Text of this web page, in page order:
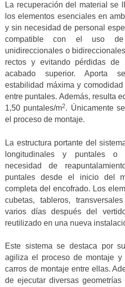
La recuperación del material se
los elementos esenciales en
y sin necesidad de personal
compatible con el uso
unidireccionales o
rectos y evitando pérdidas de
acabado superior. Aporta
estabilidad máxima y
entre puntales. Además, resulta
1,50 puntales/m2. Únicamente
el proceso de montaje.
La estructura portante del
longitudinales y puntales o
necesidad de
puntales desde el inicio del
completa del encofrado. Los
cubetas, tableros,
varios días después del
reutilizado en una nueva
Este sistema se destaca por
agiliza el proceso de montaje
carros de montaje entre ellas.
de ejecutar diversas